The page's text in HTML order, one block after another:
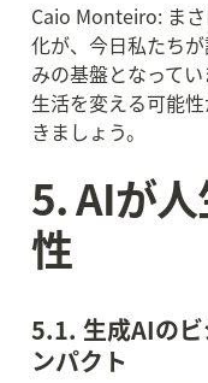
Caio Monteiro: ま
化が、今日私たち
みの基盤となって
生活を変える可能
きましょう。
5. AIが
性
5.1. 生成AIの
ンパクト